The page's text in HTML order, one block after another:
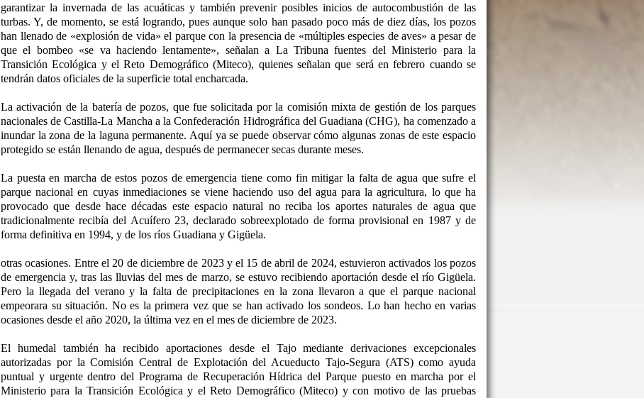
garantizar la invernada de las acuáticas y también prevenir posibles inicios de autocombustión de las
turbas. Y, de momento, se está logrando, pues aunque solo han pasado poco más de diez días, los pozos
han llenado de «explosión de vida» el parque con la presencia de «múltiples especies de aves» a pesar de
que el bombeo «se va haciendo lentamente», señalan a La Tribuna fuentes del Ministerio para la
Transición Ecológica y el Reto Demográfico (Miteco), quienes señalan que será en febrero cuando se
tendrán datos oficiales de la superficie total encharcada.
La activación de la batería de pozos, que fue solicitada por la comisión mixta de gestión de los parques
nacionales de Castilla-La Mancha a la Confederación Hidrográfica del Guadiana (CHG), ha comenzado a
inundar la zona de la laguna permanente. Aquí ya se puede observar cómo algunas zonas de este espacio
protegido se están llenando de agua, después de permanecer secas durante meses.
La puesta en marcha de estos pozos de emergencia tiene como fin mitigar la falta de agua que sufre el
parque nacional en cuyas inmediaciones se viene haciendo uso del agua para la agricultura, lo que ha
provocado que desde hace décadas este espacio natural no reciba los aportes naturales de agua que
tradicionalmente recibía del Acuífero 23, declarado sobreexplotado de forma provisional en 1987 y de
forma definitiva en 1994, y de los ríos Guadiana y Gigüela.
otras ocasiones. Entre el 20 de diciembre de 2023 y el 15 de abril de 2024, estuvieron activados los pozos
de emergencia y, tras las lluvias del mes de marzo, se estuvo recibiendo aportación desde el río Gigüela.
Pero la llegada del verano y la falta de precipitaciones en la zona llevaron a que el parque nacional
empeorara su situación. No es la primera vez que se han activado los sondeos. Lo han hecho en varias
ocasiones desde el año 2020, la última vez en el mes de diciembre de 2023.
El humedal también ha recibido aportaciones desde el Tajo mediante derivaciones excepcionales
autorizadas por la Comisión Central de Explotación del Acueducto Tajo-Segura (ATS) como ayuda
puntual y urgente dentro del Programa de Recuperación Hídrica del Parque puesto en marcha por el
Ministerio para la Transición Ecológica y el Reto Demográfico (Miteco) y con motivo de las pruebas